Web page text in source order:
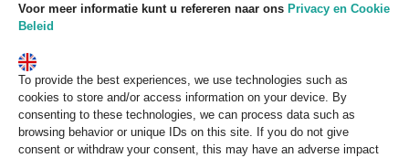
Voor meer informatie kunt u refereren naar ons Privacy en Cookie
Beleid
To provide the best experiences, we use technologies such as
cookies to store and/or access information on your device. By
consenting to these technologies, we can process data such as
browsing behavior or unique IDs on this site. If you do not give
consent or withdraw your consent, this may have an adverse impact